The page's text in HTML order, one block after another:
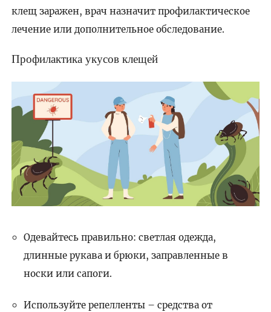
клещ заражен, врач назначит профилактическое
лечение или дополнительное обследование.
Профилактика укусов клещей
Одевайтесь правильно: светлая одежда,
длинные рукава и брюки, заправленные в
носки или сапоги.
Используйте репелленты – средства от